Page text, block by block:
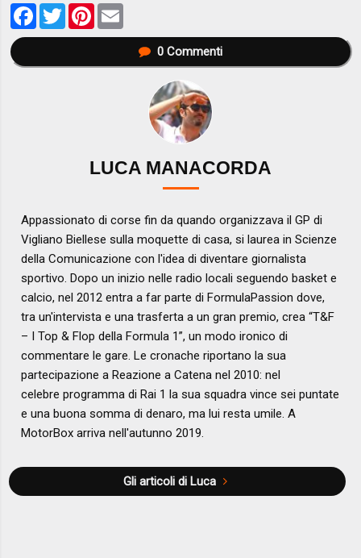
Facebook
TwitterPinterest
0Commenti
LUCA MANACORDA
Appassionato di corse fin da quando organizzava il GP di
Vigliano Biellese sulla moquette di casa, si laurea in Scienze
della Comunicazione con l'idea di diventare giornalista
sportivo. Dopo un inizio nelle radio locali seguendo basket e
calcio, nel 2012 entra a far parte di FormulaPassion dove,
tra un'intervista e una trasferta a un gran premio, crea “T&F
– I Top & Flop della Formula 1”, un modo ironico di
commentare le gare. Le cronache riportano la sua
partecipazione a Reazione a Catena nel 2010: nel
celebre programma di Rai 1 la sua squadra vince sei puntate
e una buona somma di denaro, ma lui resta umile. A
MotorBox arriva nell'autunno 2019.
Gli articoli di Luca